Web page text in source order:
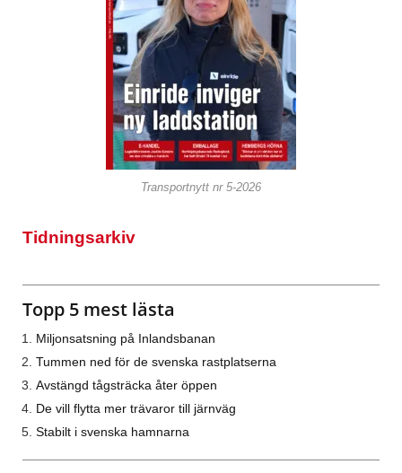
Transportnytt nr 5-2026
Tidningsarkiv
Topp 5 mest lästa
Miljonsatsning på Inlandsbanan
Tummen ned för de svenska rastplatserna
Avstängd tågsträcka åter öppen
De vill flytta mer trävaror till järnväg
Stabilt i svenska hamnarna